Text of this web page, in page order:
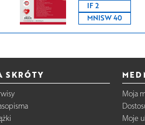
IF 2
MNISW 40
SKRÓTY
Moja
Moje